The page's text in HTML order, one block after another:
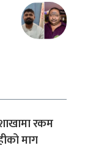
रकम
माग